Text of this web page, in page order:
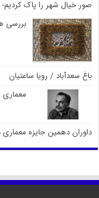
صور خیال شهر را پاک
بررسی
باغ سعدآباد / رویا ساعتیان
معماری
داوران دهمین جایزه معماری